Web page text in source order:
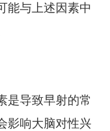
能与上述因素中
是导致早射的常
影响大脑对性兴